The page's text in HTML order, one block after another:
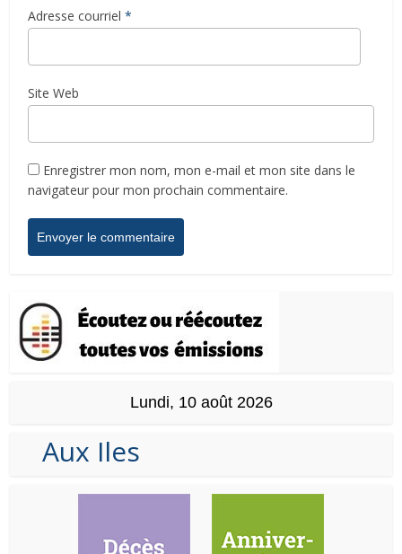
Adresse courriel *
Site Web
Enregistrer mon nom, mon e-mail et mon site dans le
navigateur pour mon prochain commentaire.
Lundi, 10 août 2026
Aux Iles